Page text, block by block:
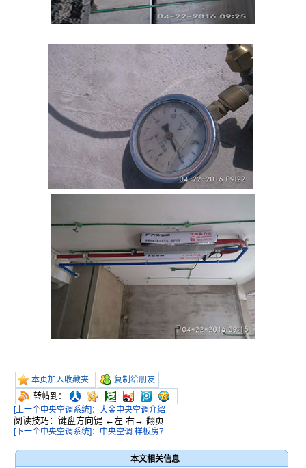
本页加入收藏夹
复制给朋友
转帖到：
[上一个中央空调系统]：大金中央空调介绍
阅读技巧：键盘方向键 ←左 右→ 翻页
[下一个中央空调系统]：中央空调 样板房7
本文相关信息